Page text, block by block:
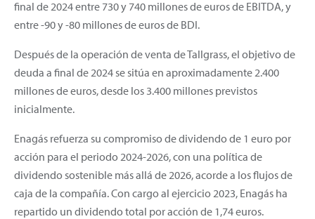
final de 2024 entre 730 y 740 millones de euros de EBITDA, y
entre -90 y -80 millones de euros de BDI.
Después de la operación de venta de Tallgrass, el objetivo de
deuda a final de 2024 se sitúa en aproximadamente 2.400
millones de euros, desde los 3.400 millones previstos
inicialmente.
Enagás refuerza su compromiso de dividendo de 1 euro por
acción para el periodo 2024-2026, con una política de
dividendo sostenible más allá de 2026, acorde a los flujos de
caja de la compañía. Con cargo al ejercicio 2023, Enagás ha
repartido un dividendo total por acción de 1,74 euros.